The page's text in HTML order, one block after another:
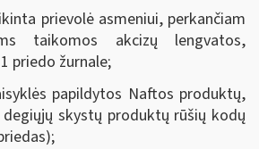
asmeniui, perkančiam
taikomos akcizų lengvatos,
priedo žurnale;
Naftos produktų,
skystų produktų rūšių kodų